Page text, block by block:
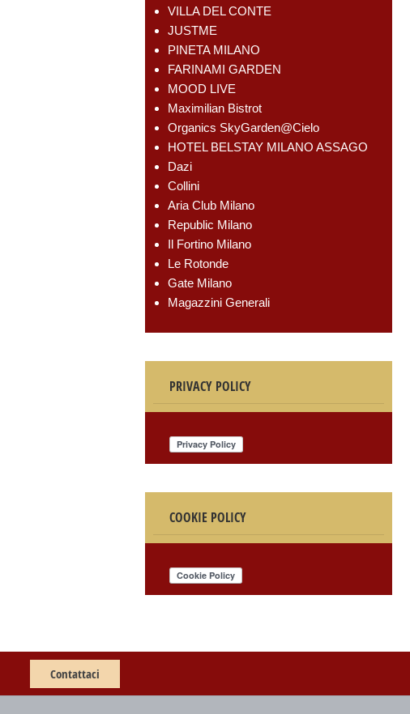
VILLA DEL CONTE
JUSTME
PINETA MILANO
FARINAMI GARDEN
MOOD LIVE
Maximilian Bistrot
Organics SkyGarden@Cielo
HOTEL BELSTAY MILANO ASSAGO
Dazi
Collini
Aria Club Milano
Republic Milano
Il Fortino Milano
Le Rotonde
Gate Milano
Magazzini Generali
PRIVACY POLICY
COOKIE POLICY
Contattaci